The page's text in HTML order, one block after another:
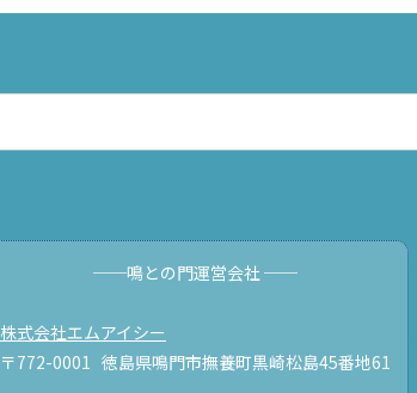
──鳴との門運営会社 ──
株式会社エムアイシー
〒772-0001 徳島県鳴門市撫養町黒崎松島45番地61